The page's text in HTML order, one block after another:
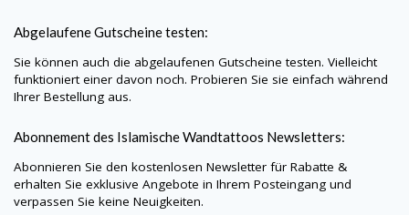
Abgelaufene Gutscheine testen:
Sie können auch die abgelaufenen Gutscheine testen. Vielleicht
funktioniert einer davon noch. Probieren Sie sie einfach während
Ihrer Bestellung aus.
Abonnement des Islamische Wandtattoos Newsletters:
Abonnieren Sie den kostenlosen Newsletter für Rabatte &
erhalten Sie exklusive Angebote in Ihrem Posteingang und
verpassen Sie keine Neuigkeiten.